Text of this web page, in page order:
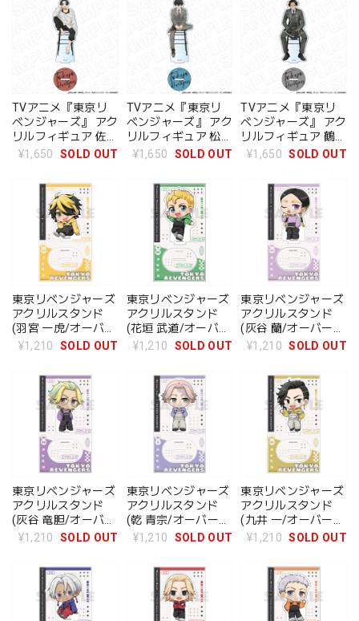
TVアニメ『東京リ
ベンジャーズ』 アク
リルフィギュア 佐野
万次郎 Chair ver.
¥1,650 SOLD OUT
TVアニメ『東京リ
ベンジャーズ』 アク
リルフィギュア 松野
千冬 Chair ver.
¥1,650 SOLD OUT
TVアニメ『東京リ
ベンジャーズ』 アク
リルフィギュア 鶴蝶
Chair ver.
¥1,650 SOLD OUT
東京リベンジャーズ
アクリルスタンド
(羽宮 一虎/オーバー
オール)
¥1,210 SOLD OUT
東京リベンジャーズ
アクリルスタンド
(花垣 武道/オーバー
オール)
¥1,210 SOLD OUT
東京リベンジャーズ
アクリルスタンド
(灰谷 蘭/オーバーオ
ール)
¥1,210 SOLD OUT
東京リベンジャーズ
アクリルスタンド
(灰谷 竜胆/オーバー
オール)
¥1,210 SOLD OUT
東京リベンジャーズ
アクリルスタンド
(乾 青宗/オーバーオ
ール)
¥1,210 SOLD OUT
東京リベンジャーズ
アクリルスタンド
(九井 一/オーバーオ
ール)
¥1,210 SOLD OUT